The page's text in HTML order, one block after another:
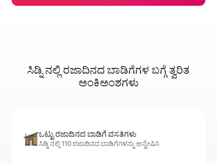
ಸಿಡ್ನಿ ನಲ್ಲಿ ರಜಾದಿನದ ಬಾಡಿಗೆಗಳ ಬಗ್ಗೆ ತ್ವರಿತ
ಅಂಕಿಅಂಶಗಳು
ಒಟ್ಟು ರಜಾದಿನದ ಬಾಡಿಗೆ ವಸತಿಗಳು
ಸಿಡ್ನಿ ನಲ್ಲಿ 110 ರಜಾದಿನದ ಬಾಡಿಗೆಗಳನ್ನು ಅನ್ವೇಷಿಸಿ